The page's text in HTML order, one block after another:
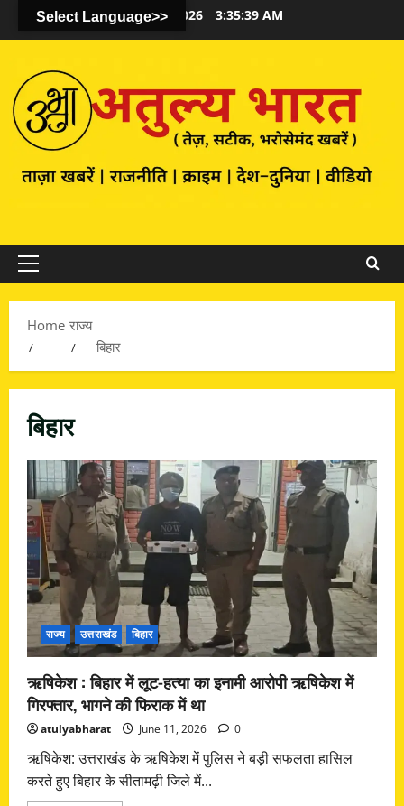
August 9, 2026 3:35:39 AM
Primary
Home राज्य
बिहार
बिहार
राज्य उत्तराखंड बिहार
ऋषिकेश : बिहार में लूट-हत्या का इनामी आरोपी ऋषिकेश में
गिरफ्तार, भागने की फिराक में था
atulyabharat June 11, 2026 0
ऋषिकेश: उत्तराखंड के ऋषिकेश में पुलिस ने बड़ी सफलता हासिल
करते हुए बिहार के सीतामढ़ी जिले में...
Select Language>>